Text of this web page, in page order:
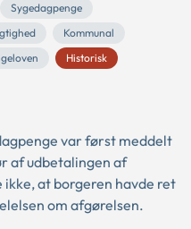
Sygedagpenge
Kommunal
Historisk
var først meddelt
af udbetalingen af
at borgeren havde ret
om afgørelsen.